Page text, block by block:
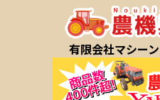
有限会社マシー